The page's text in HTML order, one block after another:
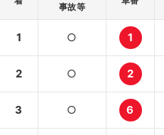
事故等
1 ○ 1
2 ○ 2
3 ○ 6